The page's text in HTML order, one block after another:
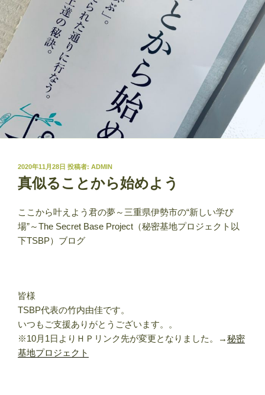
投
稿
日:
2020年11月28日 投稿者: ADMIN
真似ることから始めよう
ここから叶えよう君の夢～三重県伊勢市の“新しい学び
場”～The Secret Base Project（秘密基地プロジェクト以
下TSBP）ブログ
皆様
TSBP代表の竹内由佳です。
いつもご支援ありがとうございます。。
※10月1日よりＨＰリンク先が変更となりました。→秘密
基地プロジェクト